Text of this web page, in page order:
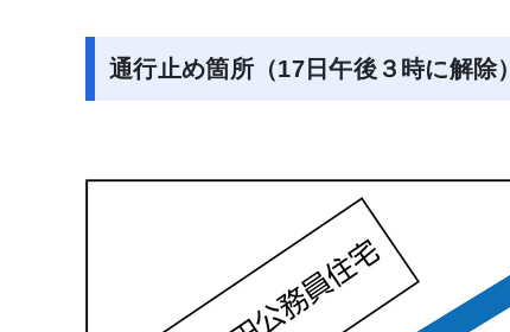
通行止め箇所（17日午後３時に解除）